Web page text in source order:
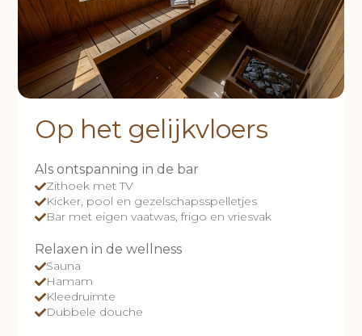
Op het gelijkvloers
Als ontspanning in de bar
Zithoek met TV
Kicker, pool en gezelschapsspelletjes
Bar met eigen vaatwas, frigo en vriesvak
Relaxen in de wellness
Sauna
Hamam
Kleedruimte
Dubbele douche